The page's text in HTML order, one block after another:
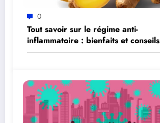
0
Tout savoir sur le régime anti-
inflammatoire : bienfaits et conseils